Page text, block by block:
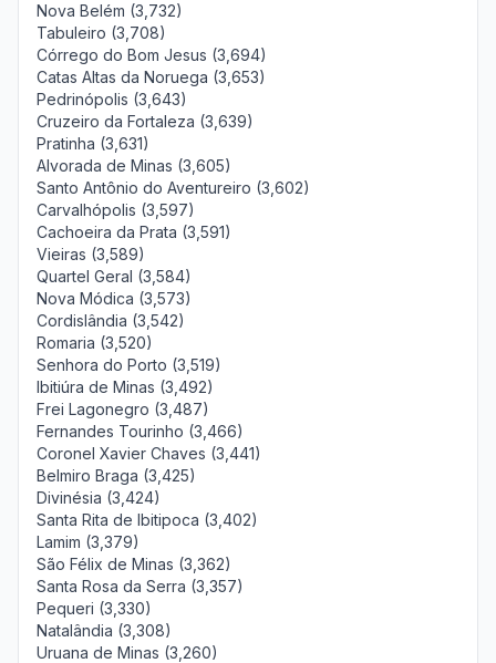
Nova Belém (3,732)
Tabuleiro (3,708)
Córrego do Bom Jesus (3,694)
Catas Altas da Noruega (3,653)
Pedrinópolis (3,643)
Cruzeiro da Fortaleza (3,639)
Pratinha (3,631)
Alvorada de Minas (3,605)
Santo Antônio do Aventureiro (3,602)
Carvalhópolis (3,597)
Cachoeira da Prata (3,591)
Vieiras (3,589)
Quartel Geral (3,584)
Nova Módica (3,573)
Cordislândia (3,542)
Romaria (3,520)
Senhora do Porto (3,519)
Ibitiúra de Minas (3,492)
Frei Lagonegro (3,487)
Fernandes Tourinho (3,466)
Coronel Xavier Chaves (3,441)
Belmiro Braga (3,425)
Divinésia (3,424)
Santa Rita de Ibitipoca (3,402)
Lamim (3,379)
São Félix de Minas (3,362)
Santa Rosa da Serra (3,357)
Pequeri (3,330)
Natalândia (3,308)
Uruana de Minas (3,260)